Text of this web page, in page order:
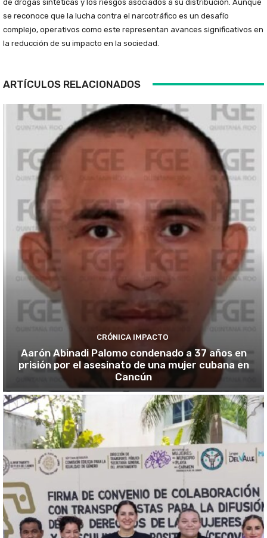
de drogas sintéticas y los riesgos asociados a su distribución. Aunque
se reconoce que la lucha contra el narcotráfico es un desafío
complejo, operativos como este representan avances significativos en
la reducción de su impacto en la sociedad.
ARTÍCULOS RELACIONADOS
CRÓNICA IMPACTO
Aarón Abinadi Palomo condenado a 37 años en
prisión por el asesinato de una mujer cubana en
Cancún